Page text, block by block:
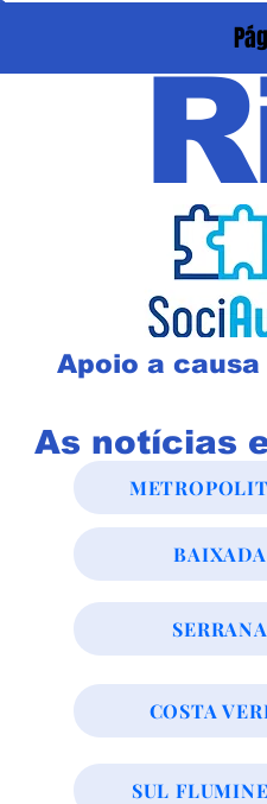
Apoio a
As notícias
BAIXADA
SERRANA
COSTA
SUL